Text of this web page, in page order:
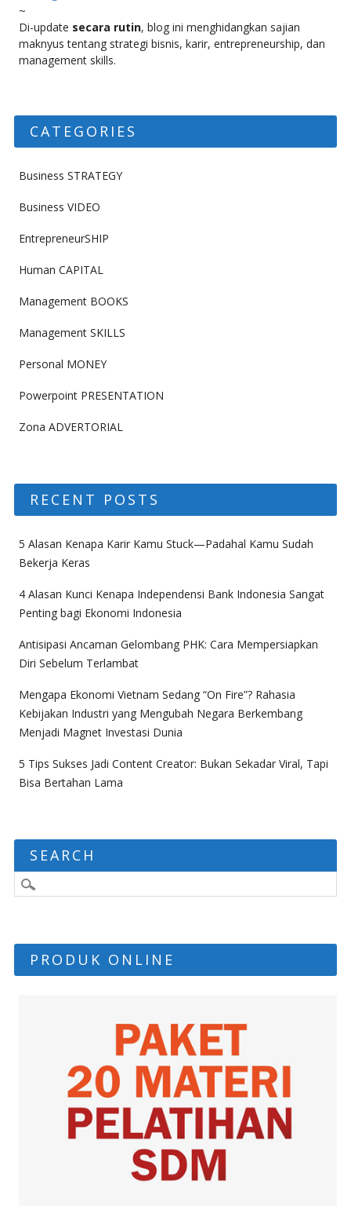
~
Di-update secara rutin, blog ini menghidangkan sajian
maknyus tentang strategi bisnis, karir, entrepreneurship, dan
management skills.
CATEGORIES
Business STRATEGY
Business VIDEO
EntrepreneurSHIP
Human CAPITAL
Management BOOKS
Management SKILLS
Personal MONEY
Powerpoint PRESENTATION
Zona ADVERTORIAL
RECENT POSTS
5 Alasan Kenapa Karir Kamu Stuck—Padahal Kamu Sudah
Bekerja Keras
4 Alasan Kunci Kenapa Independensi Bank Indonesia Sangat
Penting bagi Ekonomi Indonesia
Antisipasi Ancaman Gelombang PHK: Cara Mempersiapkan
Diri Sebelum Terlambat
Mengapa Ekonomi Vietnam Sedang “On Fire”? Rahasia
Kebijakan Industri yang Mengubah Negara Berkembang
Menjadi Magnet Investasi Dunia
5 Tips Sukses Jadi Content Creator: Bukan Sekadar Viral, Tapi
Bisa Bertahan Lama
SEARCH
PRODUK ONLINE